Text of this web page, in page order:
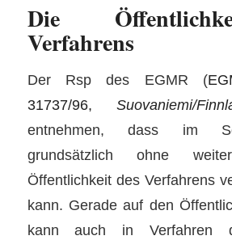
Die
Verfahrens
Der Rsp des EGMR (
31737/96, Suovaniemi/
entnehmen, dass im
grundsätzlich ohne
Öffentlichkeit des Verfahrens
kann. Gerade auf den
kann auch in Verfahren